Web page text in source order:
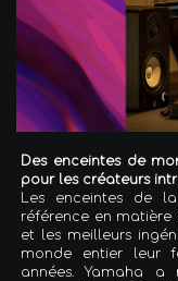
Des enceintes de
pour les créateurs
Les enceintes de
référence en
et les meilleurs
monde entier leur
années. Yamaha